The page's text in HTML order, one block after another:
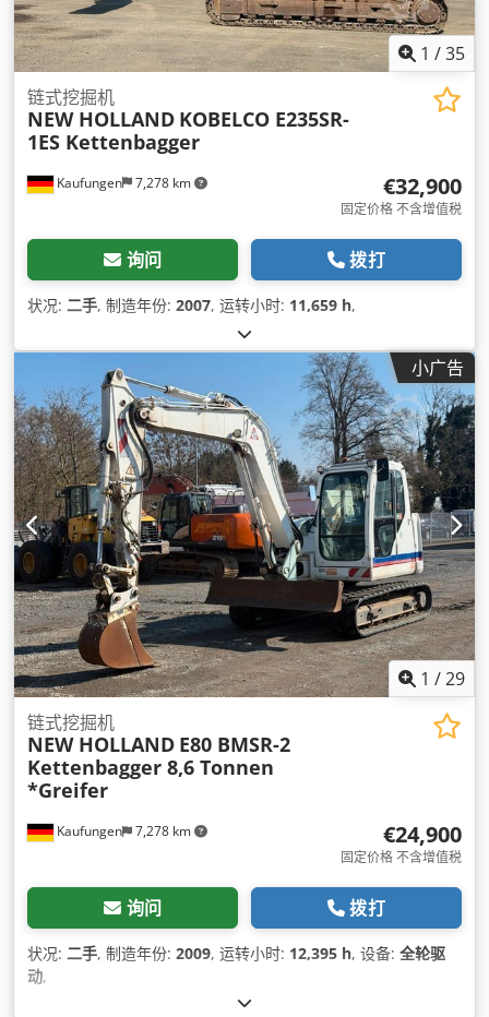
1 /35
Kaufungen 7,278 km
链式挖掘机
NEW HOLLAND KOBELCO E235SR-
1ES Kettenbagger
€32,900
固定价格 不含增值税
询问 拨打
状况: 二手, 制造年份: 2007, 运转小时: 11,659 h,
小广告
1 /29
Kaufungen 7,278 km
链式挖掘机
NEW HOLLAND E80 BMSR-2
Kettenbagger 8,6 Tonnen
*Greifer
€24,900
固定价格 不含增值税
询问 拨打
状况: 二手, 制造年份: 2009, 运转小时: 12,395 h, 设备: 全轮驱
动,